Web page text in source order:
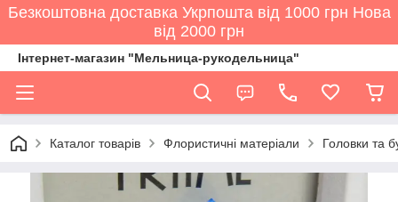
Безкоштовна доставка Укрпошта від 1000 грн Нова
від 2000 грн
Інтернет-магазин "Мельница-рукодельница"
Каталог товарів Флористичні матеріали Головки та